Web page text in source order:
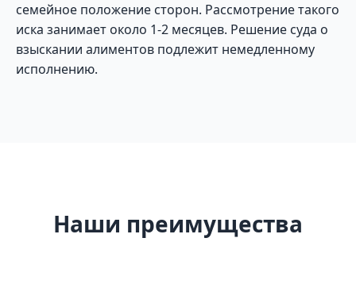
семейное положение сторон. Рассмотрение такого
иска занимает около 1-2 месяцев. Решение суда о
взыскании алиментов подлежит немедленному
исполнению.
Наши преимущества